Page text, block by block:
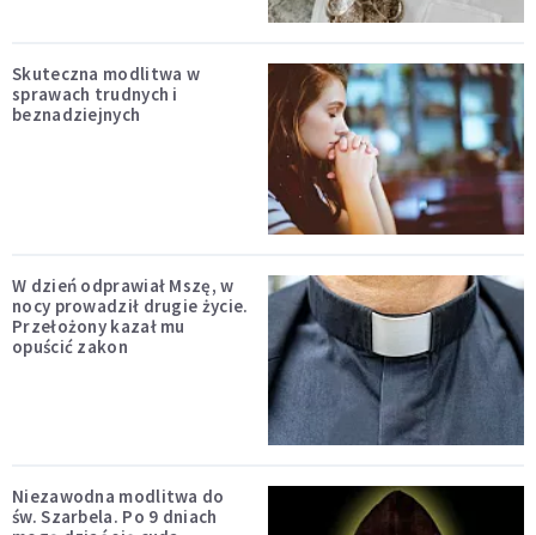
Skuteczna modlitwa w
sprawach trudnych i
beznadziejnych
W dzień odprawiał Mszę, w
nocy prowadził drugie życie.
Przełożony kazał mu
opuścić zakon
Niezawodna modlitwa do
św. Szarbela. Po 9 dniach